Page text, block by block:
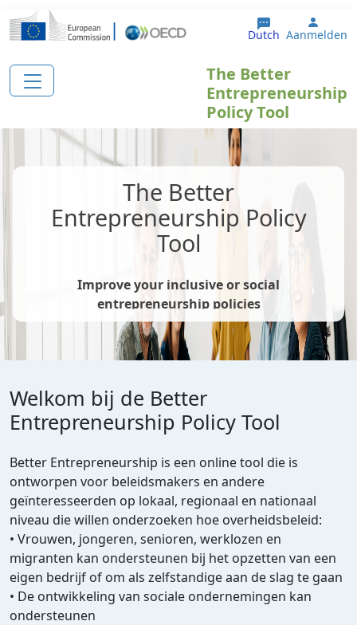
Overslaan en naar de inhoud gaan
Dutch User
Aanmelden
The Better
Entrepreneurship
Policy Tool
The Better
Entrepreneurship Policy
Tool
Improve your inclusive or social
entrepreneurship policies
Welkom bij de Better
Entrepreneurship Policy Tool
Better Entrepreneurship is een online tool die is
ontworpen voor beleidsmakers en andere
geïnteresseerden op lokaal, regionaal en nationaal
niveau die willen onderzoeken hoe overheidsbeleid:
• Vrouwen, jongeren, senioren, werklozen en
migranten kan ondersteunen bij het opzetten van een
eigen bedrijf of om als zelfstandige aan de slag te gaan
• De ontwikkeling van sociale ondernemingen kan
ondersteunen